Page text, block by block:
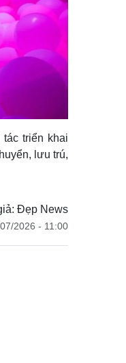
triển khai
lưu trú,
Đẹp News
2026 - 11:00